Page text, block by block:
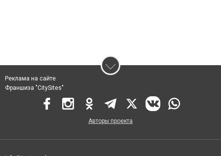
Реклама на сайте
Франшиза "CitySites"
Авторы проекта